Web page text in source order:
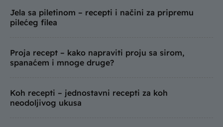
Jela sa piletinom – recepti i načini za pripremu
pilećeg filea
Proja recept – kako napraviti proju sa sirom,
spanaćem i mnoge druge?
Koh recepti – jednostavni recepti za koh
neodoljivog ukusa